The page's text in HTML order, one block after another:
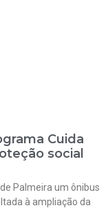
Cuida
social
Palmeira um ônibus
à ampliação da